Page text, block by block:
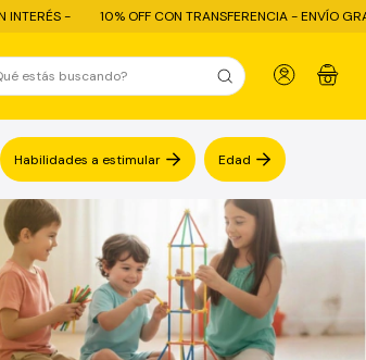
10% OFF CON TRANSFERENCIA - ENVÍO GRATIS
0
Habilidades a estimular Edad